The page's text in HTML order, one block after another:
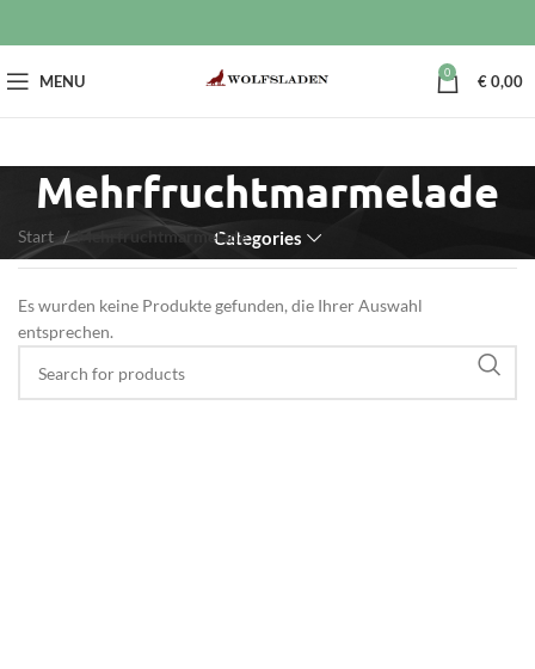
MENU 0 €0,00
Mehrfruchtmarmelade
Categories
Start Mehrfruchtmarmelade
Es wurden keine Produkte gefunden, die Ihrer Auswahl
entsprechen.